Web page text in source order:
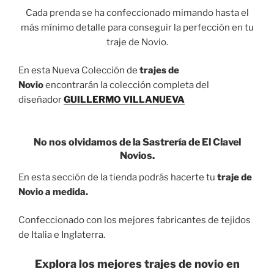
Cada prenda se ha confeccionado mimando hasta el
más mínimo detalle para conseguir la perfección en tu
traje de Novio.
En esta Nueva Colección de trajes de
Novioencontrarán la colección completa del
diseñadorGUILLERMO VILLANUEVA
No nos olvidamos de laSastreríade El Clavel
Novios.
En esta sección de la tienda podrás hacerte tu traje de
Novio a medida.
Confeccionado con los mejores fabricantes de tejidos
de Italia e Inglaterra.
Explora los mejores trajes de novio en